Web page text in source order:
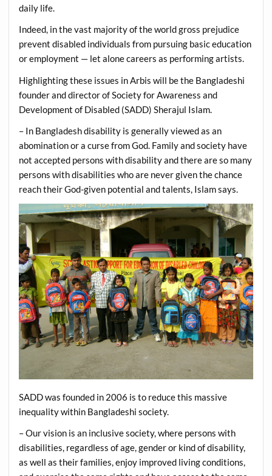
daily life.
Indeed, in the vast majority of the world gross prejudice
prevent disabled individuals from pursuing basic education
or employment — let alone careers as performing artists.
Highlighting these issues in Arbis will be the Bangladeshi
founder and director of Society for Awareness and
Development of Disabled (SADD) Sherajul Islam.
– In Bangladesh disability is generally viewed as an
abomination or a curse from God. Family and society have
not accepted persons with disability and there are so many
persons with disabilities who are never given the chance
reach their God-given potential and talents, Islam says.
SADD was founded in 2006 is to reduce this massive
inequality within Bangladeshi society.
– Our vision is an inclusive society, where persons with
disabilities, regardless of age, gender or kind of disability,
as well as their families, enjoy improved living conditions,